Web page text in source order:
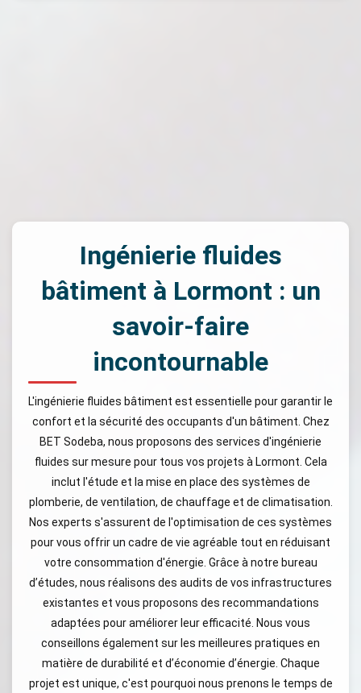
Ingénierie fluides
bâtiment à Lormont : un
savoir-faire
incontournable
L'ingénierie fluides bâtiment est essentielle pour garantir le
confort et la sécurité des occupants d'un bâtiment. Chez
BET Sodeba, nous proposons des services d'ingénierie
fluides sur mesure pour tous vos projets à Lormont. Cela
inclut l'étude et la mise en place des systèmes de
plomberie, de ventilation, de chauffage et de climatisation.
Nos experts s'assurent de l'optimisation de ces systèmes
pour vous offrir un cadre de vie agréable tout en réduisant
votre consommation d'énergie. Grâce à notre bureau
d’études, nous réalisons des audits de vos infrastructures
existantes et vous proposons des recommandations
adaptées pour améliorer leur efficacité. Nous vous
conseillons également sur les meilleures pratiques en
matière de durabilité et d’économie d’énergie. Chaque
projet est unique, c'est pourquoi nous prenons le temps de